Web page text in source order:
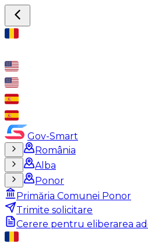
Gov-Smart
România
Alba
Ponor
Primăria Comunei Ponor
Trimite solicitare
Cerere pentru eliberarea